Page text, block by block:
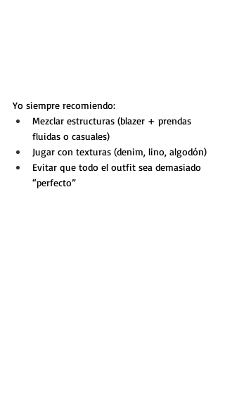
Yo siempre recomiendo:
Mezclar estructuras (blazer + prendas
fluidas o casuales)
Jugar con texturas (denim, lino, algodón)
Evitar que todo el outfit sea demasiado
“perfecto”